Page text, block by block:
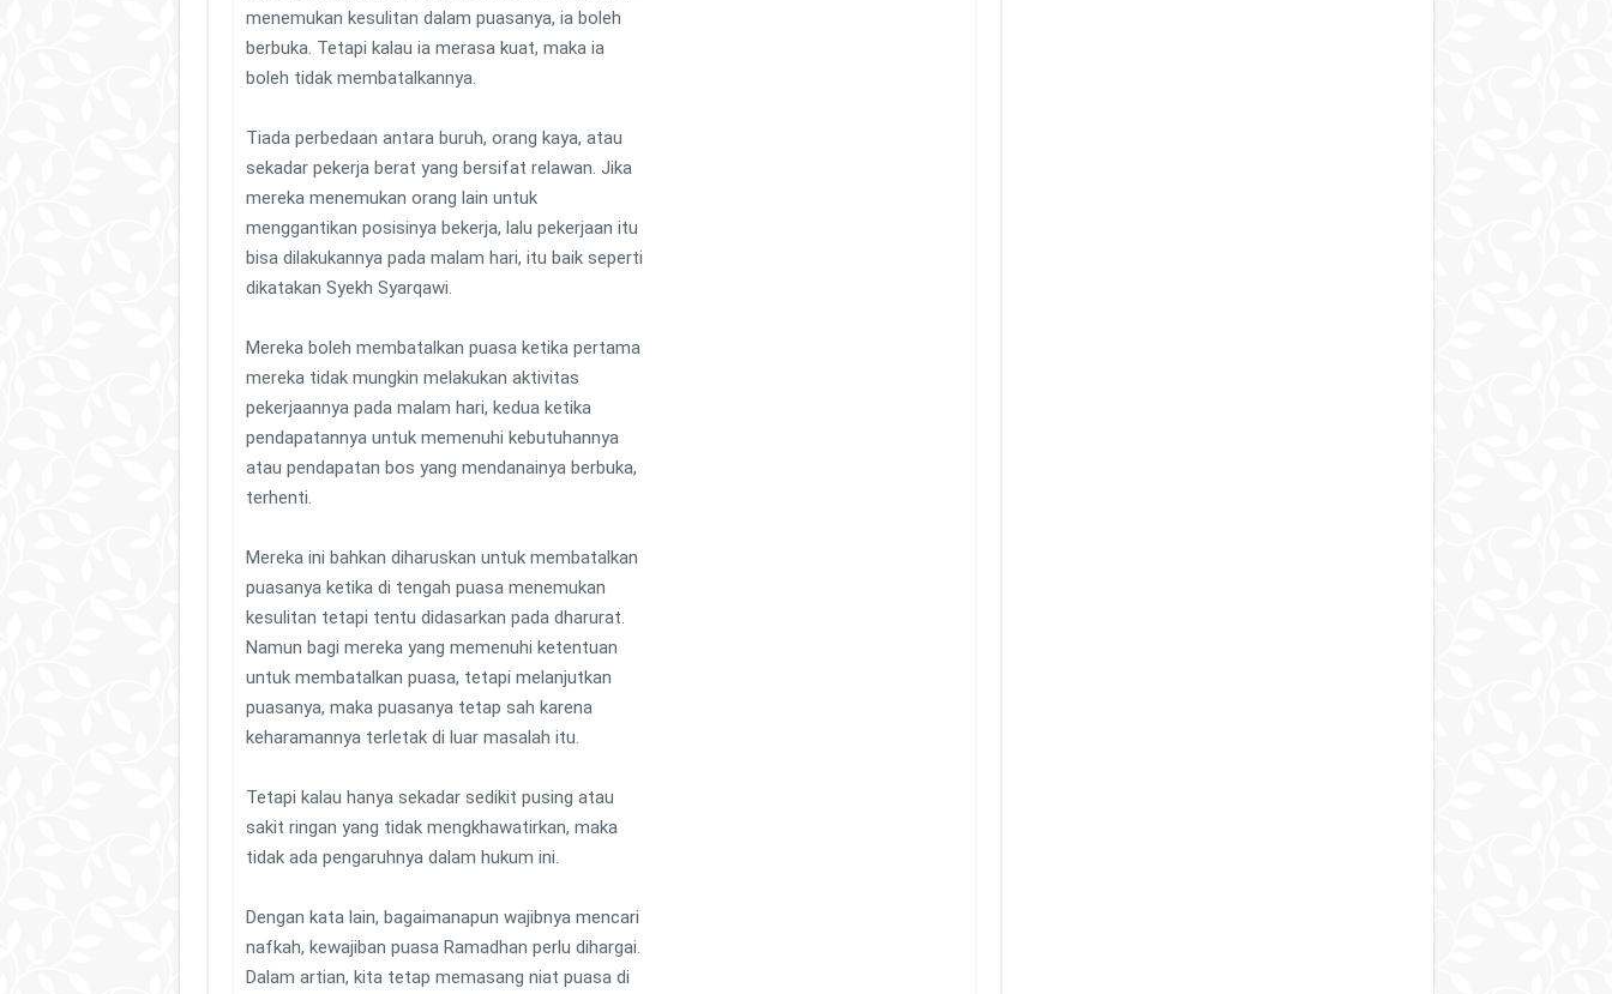
menemukan kesulitan dalam puasanya, ia boleh
berbuka. Tetapi kalau ia merasa kuat, maka ia
boleh tidak membatalkannya.
Tiada perbedaan antara buruh, orang kaya, atau
sekadar pekerja berat yang bersifat relawan. Jika
mereka menemukan orang lain untuk
menggantikan posisinya bekerja, lalu pekerjaan itu
bisa dilakukannya pada malam hari, itu baik seperti
dikatakan Syekh Syarqawi.
Mereka boleh membatalkan puasa ketika pertama
mereka tidak mungkin melakukan aktivitas
pekerjaannya pada malam hari, kedua ketika
pendapatannya untuk memenuhi kebutuhannya
atau pendapatan bos yang mendanainya berbuka,
terhenti.
Mereka ini bahkan diharuskan untuk membatalkan
puasanya ketika di tengah puasa menemukan
kesulitan tetapi tentu didasarkan pada dharurat.
Namun bagi mereka yang memenuhi ketentuan
untuk membatalkan puasa, tetapi melanjutkan
puasanya, maka puasanya tetap sah karena
keharamannya terletak di luar masalah itu.
Tetapi kalau hanya sekadar sedikit pusing atau
sakit ringan yang tidak mengkhawatirkan, maka
tidak ada pengaruhnya dalam hukum ini.
Dengan kata lain, bagaimanapun wajibnya mencari
nafkah, kewajiban puasa Ramadhan perlu dihargai.
Dalam artian, kita tetap memasang niat puasa di